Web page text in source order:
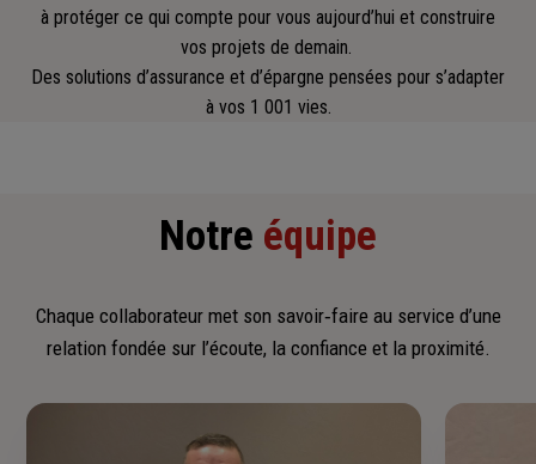
à protéger ce qui compte pour vous aujourd’hui et construire
vos projets de demain.
Des solutions d’assurance et d’épargne pensées pour s’adapter
à vos 1 001 vies.
Notre équipe
Chaque collaborateur met son savoir‑faire au service d’une
relation fondée sur l’écoute, la confiance et la proximité.